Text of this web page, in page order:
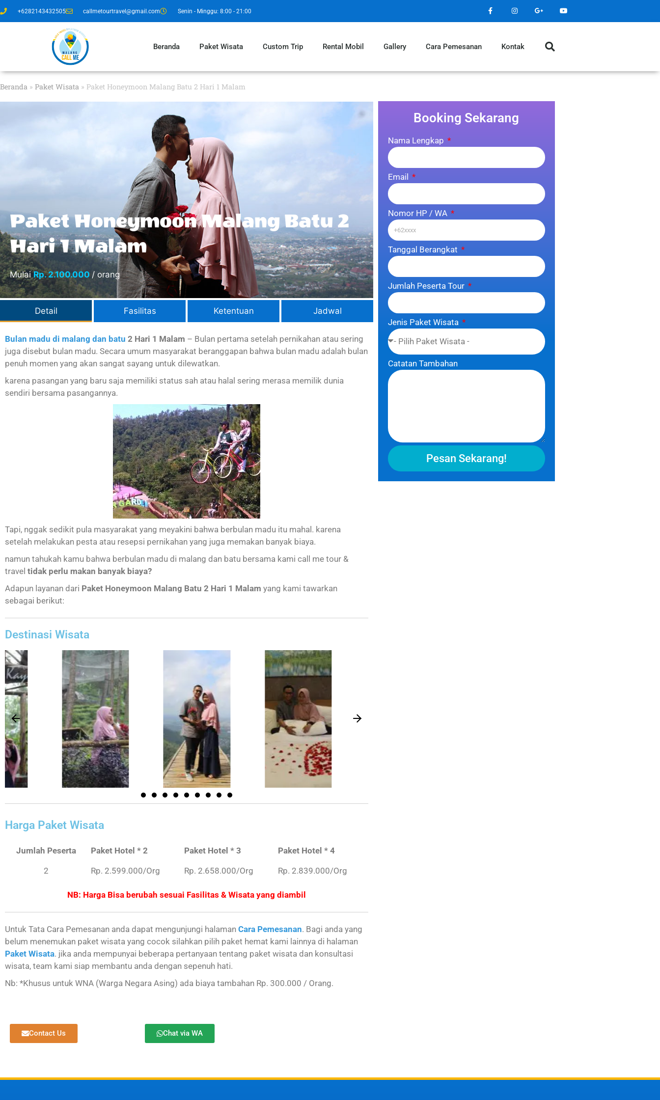
+6282143432505 callmetourtravel@gmail.com Senin - Minggu: 8:00 - 21:00
Beranda Paket Wisata Custom Trip Rental Mobil Gallery Cara Pemesanan Kontak
Beranda » Paket Wisata » Paket Honeymoon Malang Batu 2 Hari 1 Malam
Paket Honeymoon Malang Batu 2
Hari 1 Malam
MulaiRp. 2.100.000 / orang
Detail Fasilitas Ketentuan Jadwal
Bulan madu di malang dan batu 2 Hari 1 Malam – Bulan pertama setelah pernikahan atau sering
juga disebut bulan madu. Secara umum masyarakat beranggapan bahwa bulan madu adalah bulan
penuh momen yang akan sangat sayang untuk dilewatkan.
karena pasangan yang baru saja memiliki status sah atau halal sering merasa memilik dunia
sendiri bersama pasangannya.
Tapi, nggak sedikit pula masyarakat yang meyakini bahwa berbulan madu itu mahal. karena
setelah melakukan pesta atau resepsi pernikahan yang juga memakan banyak biaya.
namun tahukah kamu bahwa berbulan madu di malang dan batu bersama kami call me tour &
travel tidak perlu makan banyak biaya?
Adapun layanan dari Paket Honeymoon Malang Batu 2 Hari 1 Malam yang kami tawarkan
sebagai berikut:
Destinasi Wisata
Harga Paket Wisata
Jumlah Peserta Paket Hotel * 2 Paket Hotel * 3 Paket Hotel * 4
2 Rp. 2.599.000/Org Rp. 2.658.000/Org Rp. 2.839.000/Org
NB: Harga Bisa berubah sesuai Fasilitas & Wisata yang diambil
Untuk Tata Cara Pemesanan anda dapat mengunjungi halaman Cara Pemesanan. Bagi anda yang
belum menemukan paket wisata yang cocok silahkan pilih paket hemat kami lainnya di halaman
Paket Wisata. jika anda mempunyai beberapa pertanyaan tentang paket wisata dan konsultasi
wisata, team kami siap membantu anda dengan sepenuh hati.
Nb: *Khusus untuk WNA (Warga Negara Asing) ada biaya tambahan Rp. 300.000 / Orang.
Booking Sekarang
Nama Lengkap
Email
Nomor HP / WA
Tanggal Berangkat
Jumlah Peserta Tour
Jenis Paket Wisata
Catatan Tambahan
Pesan Sekarang!
Contact Us Chat via WA